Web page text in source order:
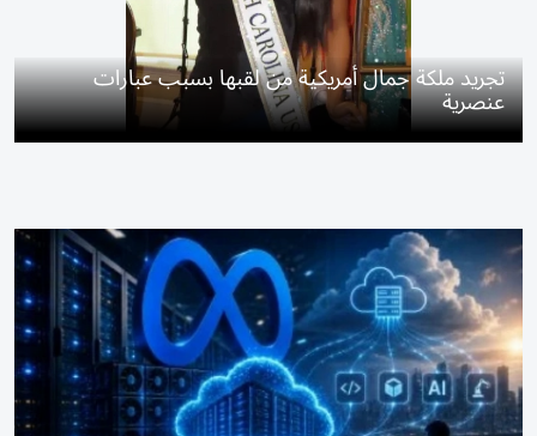
تجريد ملكة جمال أمريكية من لقبها بسبب عبارات
عنصرية